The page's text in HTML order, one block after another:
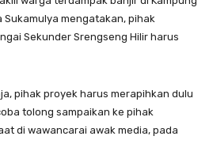
Sukamulya mengatakan, pihak
Sekunder Srengseng Hilir harus
pihak proyek harus merapihkan dulu
tolong sampaikan ke pihak
di wawancarai awak media, pada